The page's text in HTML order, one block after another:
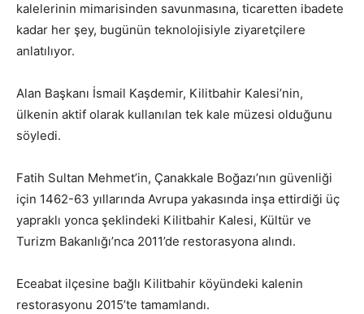
kalelerinin mimarisinden savunmasına, ticaretten ibadete
kadar her şey, bugünün teknolojisiyle ziyaretçilere
anlatılıyor.
Alan Başkanı İsmail Kaşdemir, Kilitbahir Kalesi’nin,
ülkenin aktif olarak kullanılan tek kale müzesi olduğunu
söyledi.
Fatih Sultan Mehmet’in, Çanakkale Boğazı’nın güvenliği
için 1462-63 yıllarında Avrupa yakasında inşa ettirdiği üç
yapraklı yonca şeklindeki Kilitbahir Kalesi, Kültür ve
Turizm Bakanlığı’nca 2011’de restorasyona alındı.
Eceabat ilçesine bağlı Kilitbahir köyündeki kalenin
restorasyonu 2015’te tamamlandı.